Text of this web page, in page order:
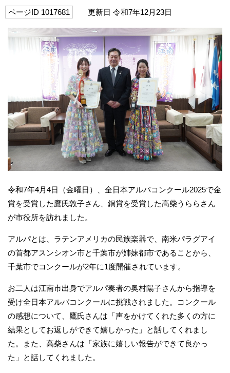
ページID 1017681 更新日 令和7年12月23日
令和7年4月4日（金曜日）、全日本アルパコンクール2025で金
賞を受賞した鷹氏敦子さん、銅賞を受賞した高柴うららさん
が市役所を訪れました。
アルパとは、ラテンアメリカの民族楽器で、南米パラグアイ
の首都アスンシオン市と千葉市が姉妹都市であることから、
千葉市でコンクールが2年に1度開催されています。
お二人は江南市出身でアルパ奏者の奥村陽子さんから指導を
受け全日本アルパコンクールに挑戦されました。コンクール
の感想について、鷹氏さんは「声をかけてくれた多くの方に
結果としてお返しができて嬉しかった」と話してくれまし
た。また、高柴さんは「家族に嬉しい報告ができて良かっ
た」と話してくれました。